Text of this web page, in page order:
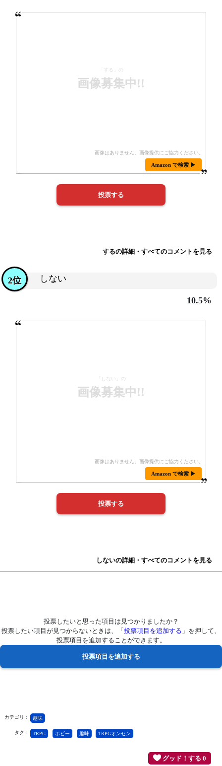
「する」の
画像募集中!!
Amazon で検索 ▶
するの詳細・すべてのコメントを見る
しない
2位
10.5%
「しない」の
画像募集中!!
Amazon で検索 ▶
しないの詳細・すべてのコメントを見る
投票したいと思った項目は見つかりましたか？
投票したい項目が見つからないときは、「 投票項目を追加する 」を押して、
投票項目を追加することができます。
カテゴリ： 趣味
タグ： TRPG ホビー 趣味 TRPGオンセン
グッド！する 0